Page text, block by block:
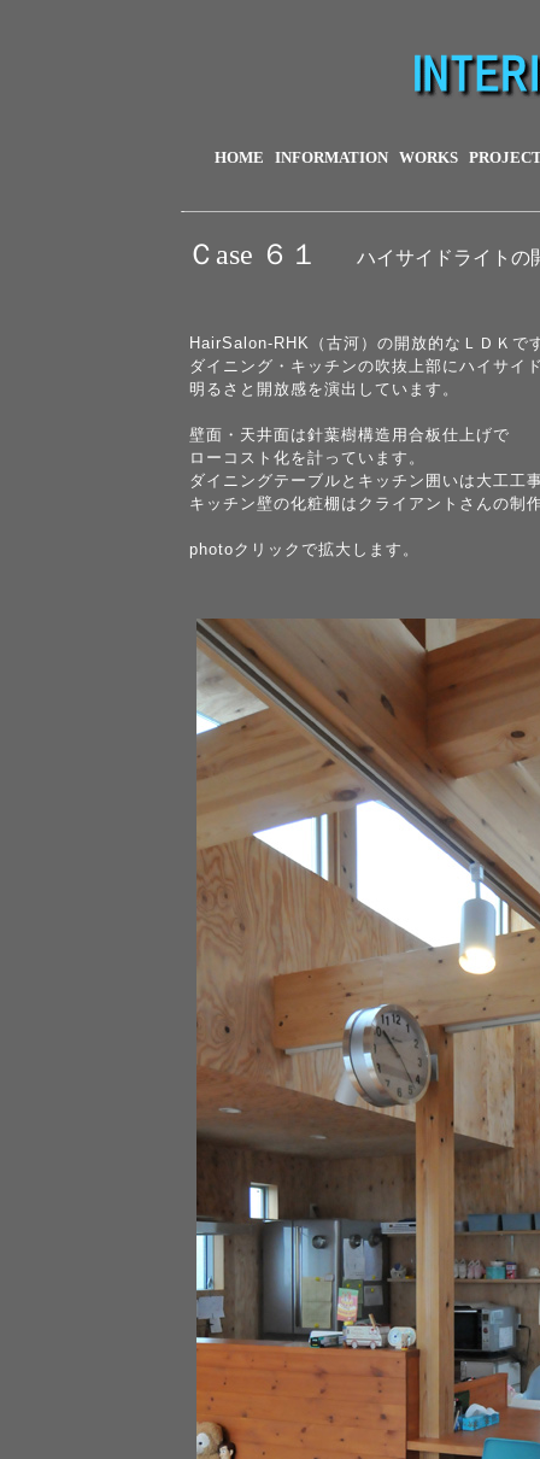
HOME INFORMATION WORKS
Ｃase ６１ ハイサイドライトの
HairSalon-RHK（古河）の開放的なＬＤＫで
ダイニング・キッチンの吹抜上部にハイサイ
明るさと開放感を演出しています。
壁面・天井面は針葉樹構造用合板仕上げで
ローコスト化を計っています。
ダイニングテーブルとキッチン囲いは大工工
キッチン壁の化粧棚はクライアントさんの制
photoクリックで拡大します。